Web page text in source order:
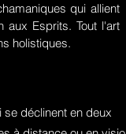
qui allient
aux Esprits. Tout l'art
holistiques.
déclinent en deux